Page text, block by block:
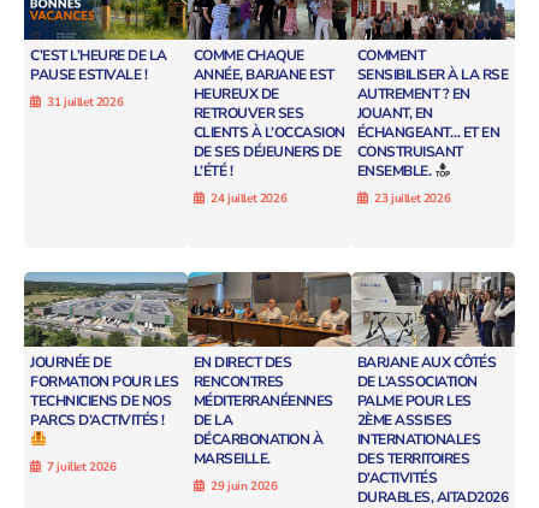
C’EST L’HEURE DE LA
PAUSE ESTIVALE !
31 juillet 2026
COMME CHAQUE
ANNÉE, BARJANE EST
HEUREUX DE
RETROUVER SES
CLIENTS À L’OCCASION
DE SES DÉJEUNERS DE
L’ÉTÉ !
24 juillet 2026
COMMENT
SENSIBILISER À LA RSE
AUTREMENT ? EN
JOUANT, EN
ÉCHANGEANT… ET EN
CONSTRUISANT
ENSEMBLE.
23 juillet 2026
JOURNÉE DE
FORMATION POUR LES
TECHNICIENS DE NOS
PARCS D’ACTIVITÉS !
7 juillet 2026
EN DIRECT DES
RENCONTRES
MÉDITERRANÉENNES
DE LA
DÉCARBONATION À
MARSEILLE.
29 juin 2026
BARJANE AUX CÔTÉS
DE L’ASSOCIATION
PALME POUR LES
2ÈME ASSISES
INTERNATIONALES
DES TERRITOIRES
D’ACTIVITÉS
DURABLES, AITAD2026